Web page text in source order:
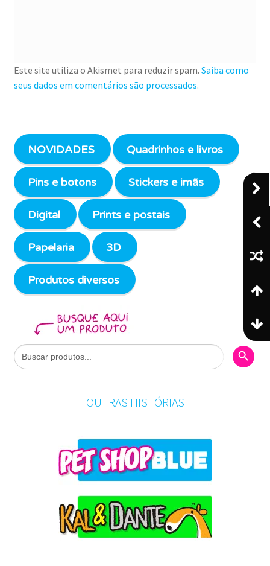
Este site utiliza o Akismet para reduzir spam. Saiba como
seus dados em comentários são processados.
NOVIDADES Quadrinhos e livros
Pins e botons Stickers e imãs
Digital Prints e postais
Papelaria 3D
Produtos diversos
Search
for:
Search
OUTRAS HISTÓRIAS